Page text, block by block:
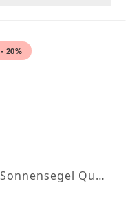
- 20%
Sonnensegel Quadrat Wasserabweisend Olefin quadrat 4 x 4m